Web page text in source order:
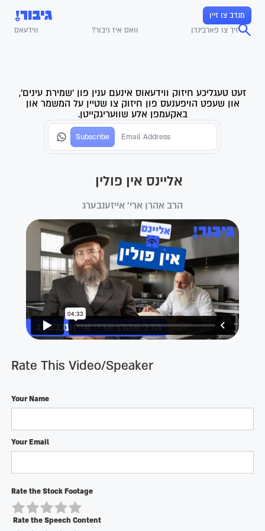
מנדב צו זיין
זיך צו פארבינדן
וואס איז גיבור? ווידעאס
זעט טעגליכע חיזוק ווידעאוס אינעם ענין פון 'שמירת עינים',
און שעפט הויפענעס פון חיזוק צו שטיין על המשמר און
באקעמפן אלע שוועריגקייטן.
אליינס אין פולין
הרב אהרן ארי' אייזענבערג
Rate This Video/Speaker
Your Name
Your Email
Rate the Stock Footage
Rate the Speech Content